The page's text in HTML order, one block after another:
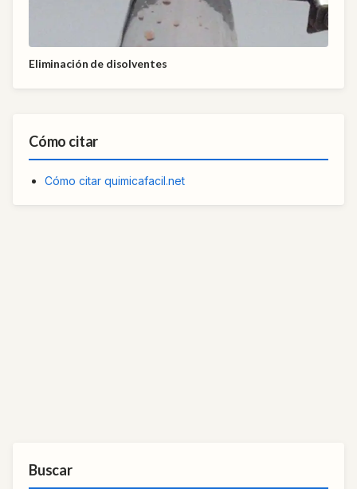
Eliminación de disolventes
Cómo citar
Cómo citar quimicafacil.net
Buscar